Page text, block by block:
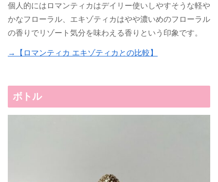
個人的にはロマンティカはデイリー使いしやすそうな軽や
かなフローラル、エキゾティカはやや濃いめのフローラル
の香りでリゾート気分を味わえる香りという印象です。
→【ロマンティカ エキゾティカとの比較】
ボトル